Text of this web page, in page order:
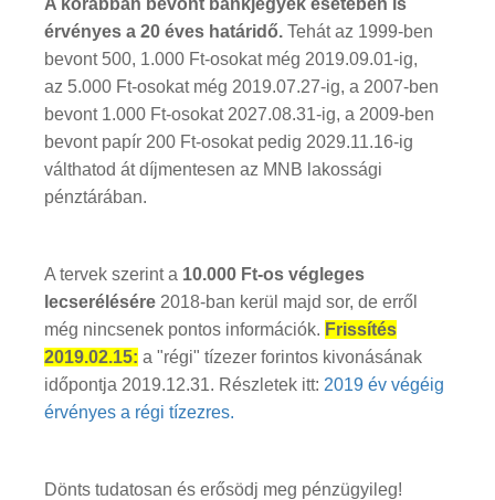
A korábban bevont bankjegyek esetében is
érvényes a 20 éves határidő. Tehát az 1999-ben
bevont 500, 1.000 Ft-osokat még 2019.09.01-ig,
az 5.000 Ft-osokat még 2019.07.27-ig, a 2007-ben
bevont 1.000 Ft-osokat 2027.08.31-ig, a 2009-ben
bevont papír 200 Ft-osokat pedig 2029.11.16-ig
válthatod át díjmentesen az MNB lakossági
pénztárában.
A tervek szerint a 10.000 Ft-os végleges
lecserélésére 2018-ban kerül majd sor, de erről
még nincsenek pontos információk. Frissítés
2019.02.15: a "régi" tízezer forintos kivonásának
időpontja 2019.12.31. Részletek itt: 2019 év végéig
érvényes a régi tízezres.
Dönts tudatosan és erősödj meg pénzügyileg!